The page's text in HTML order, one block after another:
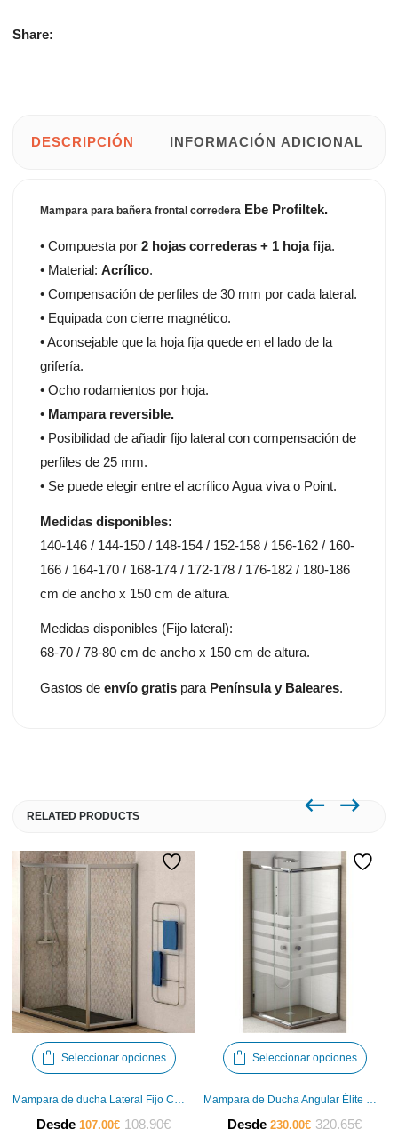
Share:
DESCRIPCIÓN INFORMACIÓN ADICIONAL
Mampara para bañera frontal corredera Ebe Profiltek.
• Compuesta por2 hojas correderas + 1 hoja fija.
• Material:Acrílico.
• Compensación de perfiles de 30 mm por cada lateral.
• Equipada con cierre magnético.
• Aconsejable que la hoja fija quede en el lado de la
grifería.
• Ocho rodamientos por hoja.
• Mampara reversible.
• Posibilidad de añadir fijo lateral con compensación de
perfiles de 25 mm.
• Se puede elegir entre el acrílico Agua viva o Point.
Medidas disponibles:
140-146 / 144-150 / 148-154 / 152-158 / 156-162 / 160-
166 / 164-170 / 168-174 / 172-178 / 176-182 / 180-186
cm de ancho x 150 cm de altura.
Medidas disponibles (Fijo lateral):
68-70 / 78-80 cm de ancho x 150 cm de altura.
Gastos deenvío gratis para Península y Baleares.
RELATED PRODUCTS
Seleccionar opciones
Este
Mampara de ducha Lateral Fijo Catania Futurbaño
Desde 107,00€El108,90€El
Seleccionar opciones
Este
Mampara de Ducha Angular Élite Futurbaño
Desde 230,00€El320,65€El